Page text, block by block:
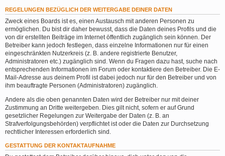
REGELUNGEN BEZÜGLICH DER WEITERGABE DEINER DATEN
Zweck eines Boards ist es, einen Austausch mit anderen Personen zu
ermöglichen. Du bist dir daher bewusst, dass die Daten deines Profils und die
von dir erstellten Beiträge im Internet öffentlich zugänglich sein können. Der
Betreiber kann jedoch festlegen, dass einzelne Informationen nur für einen
eingeschränkten Nutzerkreis (z. B. andere registrierte Benutzer,
Administratoren etc.) zugänglich sind. Wenn du Fragen dazu hast, suche nach
entsprechenden Informationen im Forum oder kontaktiere den Betreiber. Die E-
Mail-Adresse aus deinem Profil ist dabei jedoch nur für den Betreiber und von
ihm beauftragte Personen (Administratoren) zugänglich.
Andere als die oben genannten Daten wird der Betreiber nur mit deiner
Zustimmung an Dritte weitergeben. Dies gilt nicht, sofern er auf Grund
gesetzlicher Regelungen zur Weitergabe der Daten (z. B. an
Strafverfolgungsbehörden) verpflichtet ist oder die Daten zur Durchsetzung
rechtlicher Interessen erforderlich sind.
GESTATTUNG DER KONTAKTAUFNAHME